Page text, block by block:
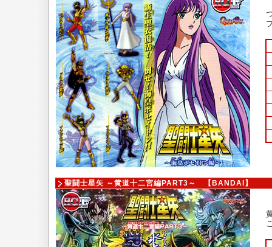
聖闘士星矢 ～黄道十二宮編PART3～ 【BANDAI】